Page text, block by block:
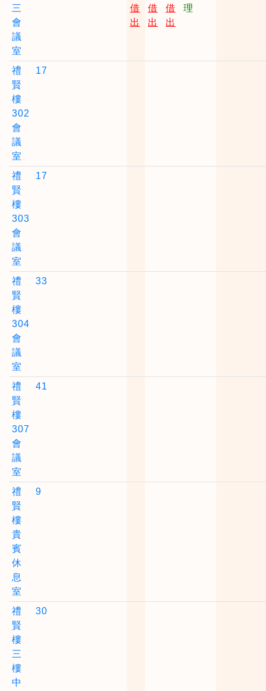
三
會
議
室
借
出
借
出
借
出
理
禮
賢
樓
302
會
議
室
17
禮
賢
樓
303
會
議
室
17
禮
賢
樓
304
會
議
室
33
禮
賢
樓
307
會
議
室
41
禮
賢
樓
貴
賓
休
息
室
9
禮
賢
樓
三
樓
中
30